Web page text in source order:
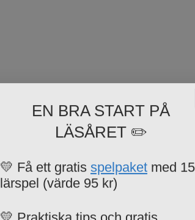
EN BRA START PÅ
LÄSÅRET ✏️
💛 Få ett gratis spelpaket med 15
lärspel (värde 95 kr)
💛 Praktiska tips och gratis